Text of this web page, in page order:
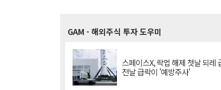
GAM - 해외주식 투자 도우미
스페이스X, 락업 해제 첫날 되레
전날 급락이 '예방주사'